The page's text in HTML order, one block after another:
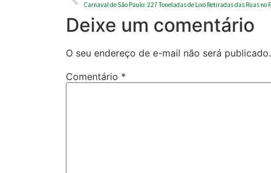
Deixe um comentário
O seu endereço de e-mail não será publicado.
Comentário *